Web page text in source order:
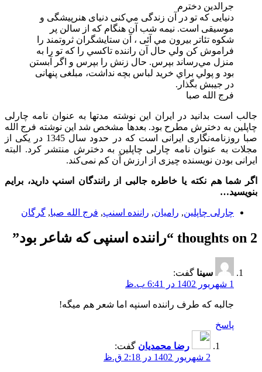
جرالدین دخترم
دنيایی كه تو در آن زندگی مي‌كنی دنيای هنرپيشگی و
موسيقی است. نيمه شب آن هنگام كه از سالن پر
شكوه تئاتر بيرون مي آئی ، آن ستايشگران ثروتمند را
فراموش كن ولي حال آن راننده تاكسي را كه تو را به
منزل مي‌رساند بپرس. حال زنش را بپرس و اگر آبستن
بود و پولي براي خريد لباس بچه نداشت، مبلغی پنهانی
در جيبش بگذار.
فرج الله صبا
جالب است بدانید در ایران این نوشته مدتها به عنوان نامه چارلی
چاپلین به دخترش مطرح بود. بعدها مشخص شد این نوشته فرج الله
صبا روزنامه‌نگاری ایرانی است که در حدود سال 1345 در یکی از
مجلات به عنوان نامه چارلی چاپلین به دخترش منتشر کرد. البته
ایرانی بودن نویسنده چیزی از ارزش آن کم نمی‌کند.
اگر شما هم نکته یا خاطره‌ جالبی از رانندگان اسنپ دارید، برایم
بنویسید…
چارلی چاپلین, رامیان, راننده اسنپ, فرج الله صبا, گرگان
2 thoughts on “ راننده اسنپی که شاعر بود”
سینا گفت:
1 شهریور 1402 در 6:41 ب.ظ
جالبه که طرف راننده اسنپه اما شعر هم میگه!
پاسخ
رضا محمدیان گفت:
2 شهریور 1402 در 2:18 ق.ظ